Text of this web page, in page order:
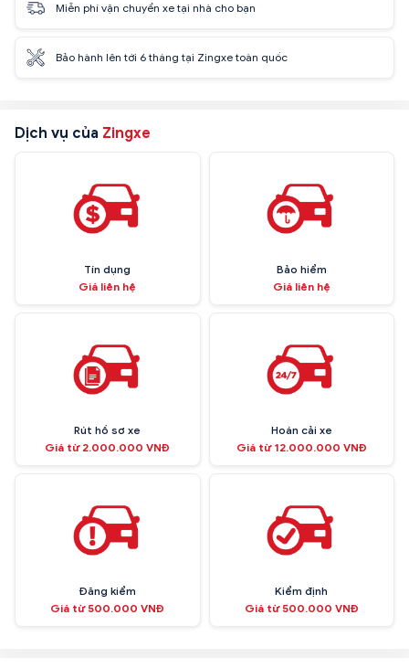
Miễn phí vận chuyển xe tại nhà cho bạn
Bảo hành lên tới 6 tháng tại Zingxe toàn quốc
Dịch vụ của Zingxe
Tín dụng
Giá liên hệ
Bảo hiểm
Giá liên hệ
Rút hồ sơ xe
Giá từ 2.000.000 VNĐ
Hoán cải xe
Giá từ 12.000.000 VNĐ
Đăng kiểm
Giá từ 500.000 VNĐ
Kiểm định
Giá từ 500.000 VNĐ